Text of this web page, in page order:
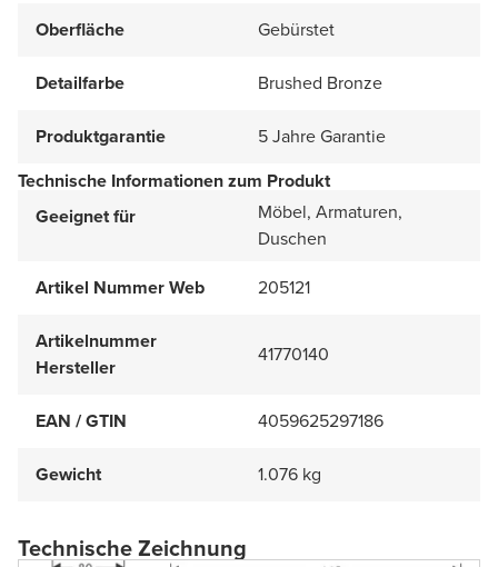
Oberfläche Gebürstet
Detailfarbe Brushed Bronze
Produktgarantie
5 Jahre Garantie
Technische Informationen zum Produkt
Geeignet für
Möbel, Armaturen,
Duschen
Artikel Nummer Web
205121
Artikelnummer
Hersteller
41770140
EAN / GTIN 4059625297186
Gewicht 1.076 kg
Technische Zeichnung